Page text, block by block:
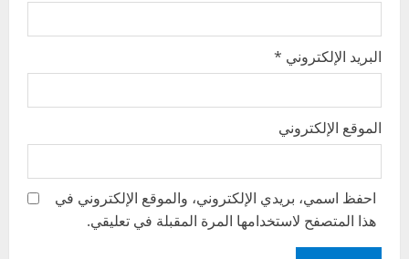
البريد الإلكتروني *
الموقع الإلكتروني
احفظ اسمي، بريدي الإلكتروني، والموقع الإلكتروني في
هذا المتصفح لاستخدامها المرة المقبلة في تعليقي.